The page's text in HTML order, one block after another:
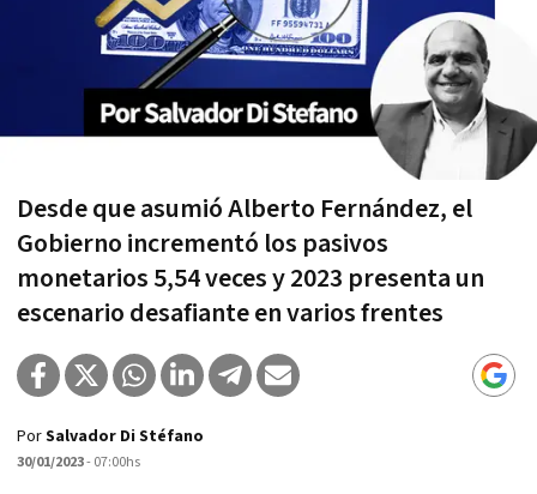
Desde que asumió Alberto Fernández, el
Gobierno incrementó los pasivos
monetarios 5,54 veces y 2023 presenta un
escenario desafiante en varios frentes
PorSalvador Di Stéfano
30/01/2023- 07:00hs